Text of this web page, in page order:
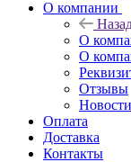
О компании
О
О
Отзывы
Новости
Оплата
Доставка
Контакты